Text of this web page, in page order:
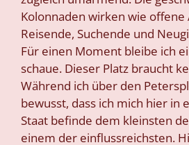
Kolonnaden wirken wie offene
Reisende, Suchende und
Für einen Moment bleibe ich
schaue. Dieser Platz braucht
Während ich über den
bewusst, dass ich mich hier in
Staat befinde dem kleinsten
einem der einflussreichsten.